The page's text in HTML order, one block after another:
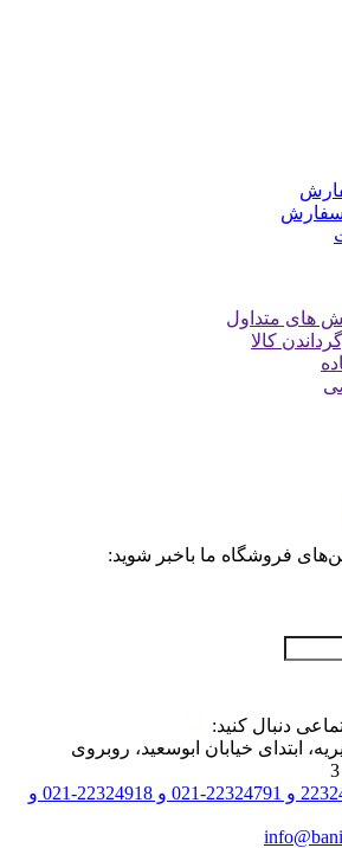
متداول
کالا
ما باخبر شوید:
کنید:
خیابان ابوسعید، روبروی
021-22324790 و 22324791-021 و 22324918-021 و